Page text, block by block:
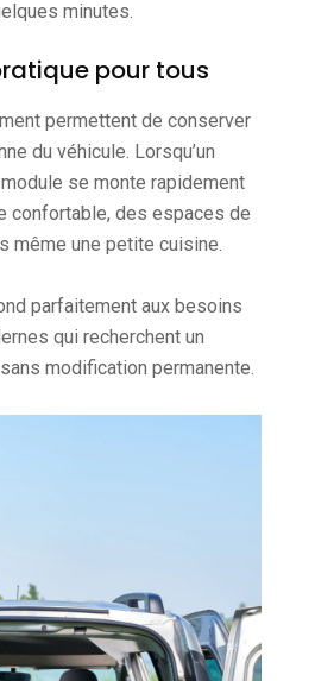
minutes.
pour tous
permettent de conserver
du véhicule. Lorsqu’un
se monte rapidement
confortable, des espaces de
même une petite cuisine.
parfaitement aux besoins
qui recherchent un
modification permanente.